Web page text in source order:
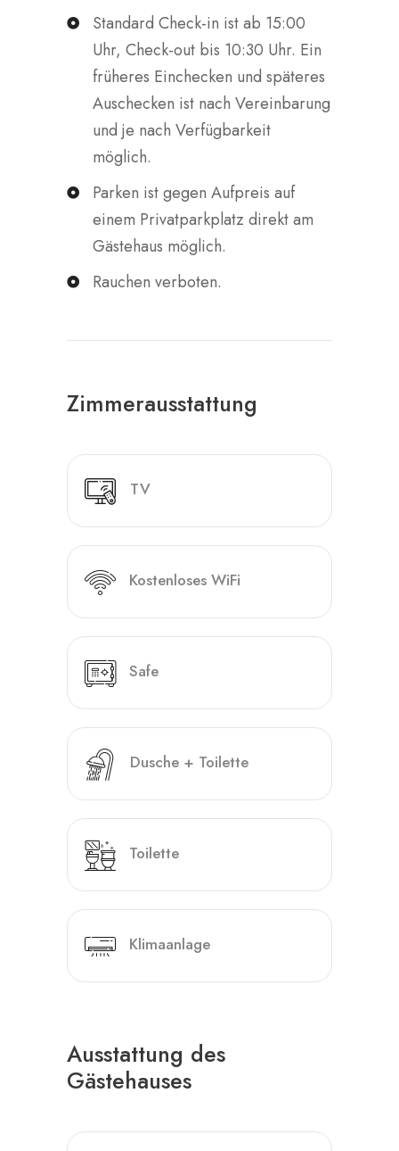
Standard Check-in ist ab 15:00
Uhr, Check-out bis 10:30 Uhr. Ein
früheres Einchecken und späteres
Auschecken ist nach Vereinbarung
und je nach Verfügbarkeit
möglich.
Parken ist gegen Aufpreis auf
einem Privatparkplatz direkt am
Gästehaus möglich.
Rauchen verboten.
Zimmerausstattung
TV
Kostenloses WiFi
Safe
Dusche + Toilette
Toilette
Klimaanlage
Ausstattung des
Gästehauses